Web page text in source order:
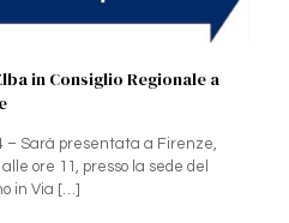
in Consiglio Regionale a
– Sarà presentata a Firenze,
ore 11, presso la sede del
in Via […]